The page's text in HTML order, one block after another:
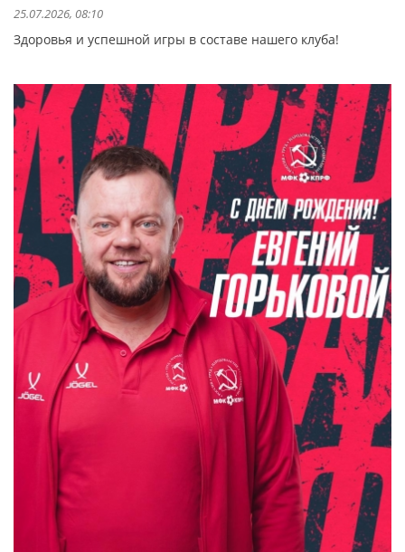
25.07.2026, 08:10
Здоровья и успешной игры в составе нашего клуба!